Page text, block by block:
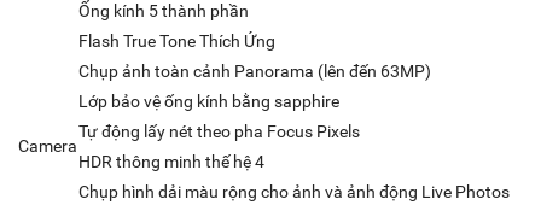
Camera
Ống kính 5 thành phần
Flash True Tone Thích Ứng
Chụp ảnh toàn cảnh Panorama (lên đến 63MP)
Lớp bảo vệ ống kính bằng sapphire
Tự động lấy nét theo pha Focus Pixels
HDR thông minh thế hệ 4
Chụp hình dải màu rộng cho ảnh và ảnh động Live Photos